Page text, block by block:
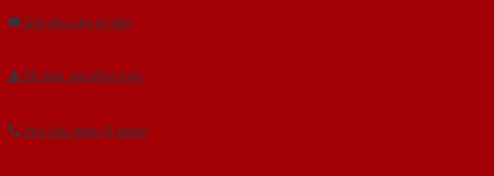
Gửi yêu cầu tư vấn
Tải báo giá tổng hợp
Yêu cầu gọi lại (3 phút)